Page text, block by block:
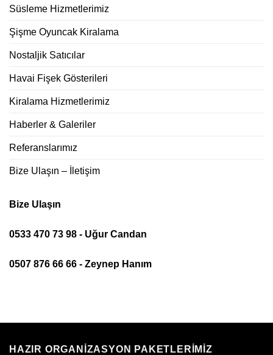
Süsleme Hizmetlerimiz
Şişme Oyuncak Kiralama
Nostaljik Satıcılar
Havai Fişek Gösterileri
Kiralama Hizmetlerimiz
Haberler & Galeriler
Referanslarımız
Bize Ulaşın – İletişim
Bize Ulaşın
0533 470 73 98 - Uğur Candan
0507 876 66 66 - Zeynep Hanım
HAZIR ORGANIZASYON PAKETLERIMIZ